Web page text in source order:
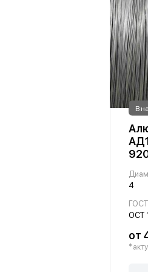
В
4
ГОСТ
ОСТ
от